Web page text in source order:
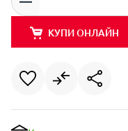
КУПИ ОНЛАЙН